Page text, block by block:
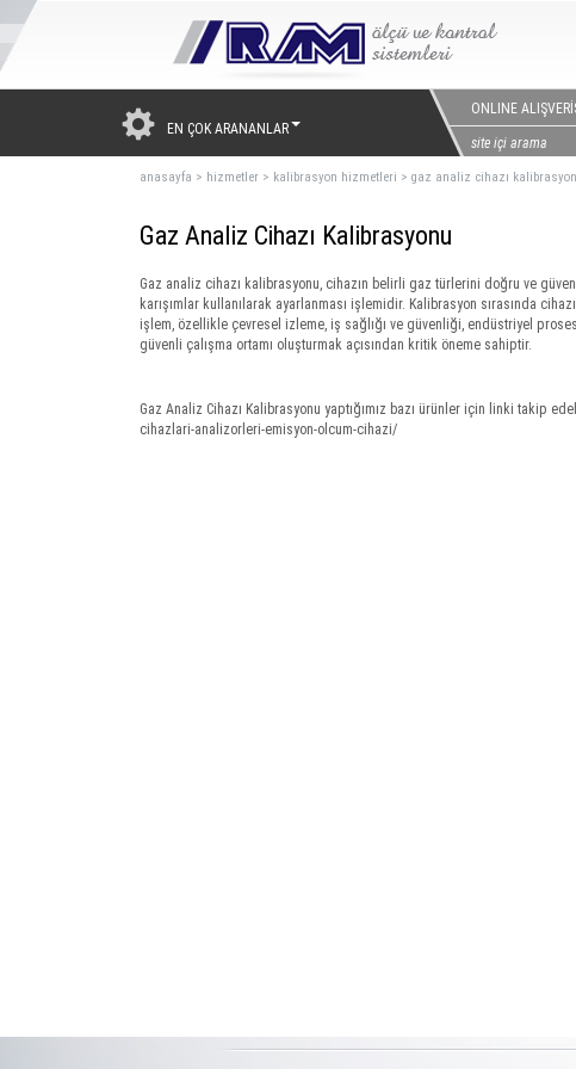
EN ÇOK ARANANLAR
ONLINE
anasayfa > hizmetler > kalibrasyon hizmetleri > gaz analiz cihazı
Gaz Analiz Cihazı Kalibrasyonu
Gaz analiz cihazı kalibrasyonu, cihazın belirli gaz türlerini doğru ve
karışımlar kullanılarak ayarlanması işlemidir. Kalibrasyon sırasında
işlem, özellikle çevresel izleme, iş sağlığı ve güvenliği, endüstriyel
güvenli çalışma ortamı oluşturmak açısından kritik öneme sahiptir.
Gaz Analiz Cihazı Kalibrasyonu yaptığımız bazı ürünler için linki takip
cihazlari-analizorleri-emisyon-olcum-cihazi/